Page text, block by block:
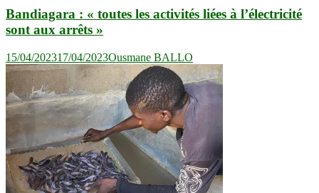
Bandiagara : « toutes les activités liées à l’électricité
sont aux arrêts »
15/04/202317/04/2023Ousmane BALLO